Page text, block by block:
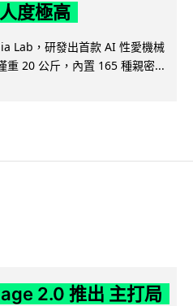
度極高
Lab，研發出首款 AI 性愛機械
重 20 公斤，內置 165 種親密...
2.0 推出 主打局